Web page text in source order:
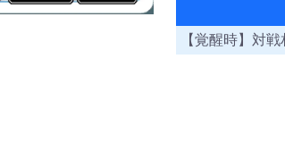
【覚醒時】対